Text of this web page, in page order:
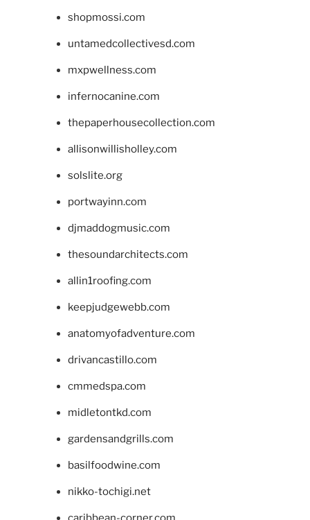
shopmossi.com
untamedcollectivesd.com
mxpwellness.com
infernocanine.com
thepaperhousecollection.com
allisonwillisholley.com
solslite.org
portwayinn.com
djmaddogmusic.com
thesoundarchitects.com
allin1roofing.com
keepjudgewebb.com
anatomyofadventure.com
drivancastillo.com
cmmedspa.com
midletontkd.com
gardensandgrills.com
basilfoodwine.com
nikko-tochigi.net